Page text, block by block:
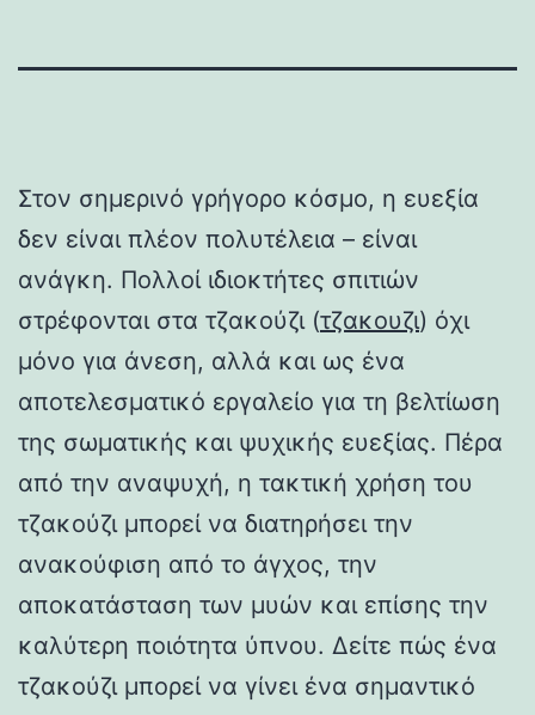
Στον σημερινό γρήγορο κόσμο, η ευεξία
δεν είναι πλέον πολυτέλεια – είναι
ανάγκη. Πολλοί ιδιοκτήτες σπιτιών
στρέφονται στα τζακούζι (τζακουζι) όχι
μόνο για άνεση, αλλά και ως ένα
αποτελεσματικό εργαλείο για τη βελτίωση
της σωματικής και ψυχικής ευεξίας. Πέρα
από την αναψυχή, η τακτική χρήση του
τζακούζι μπορεί να διατηρήσει την
ανακούφιση από το άγχος, την
αποκατάσταση των μυών και επίσης την
καλύτερη ποιότητα ύπνου. Δείτε πώς ένα
τζακούζι μπορεί να γίνει ένα σημαντικό